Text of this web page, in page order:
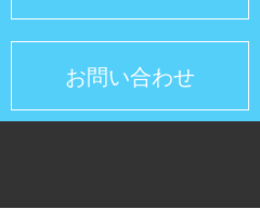
お問い合わせ